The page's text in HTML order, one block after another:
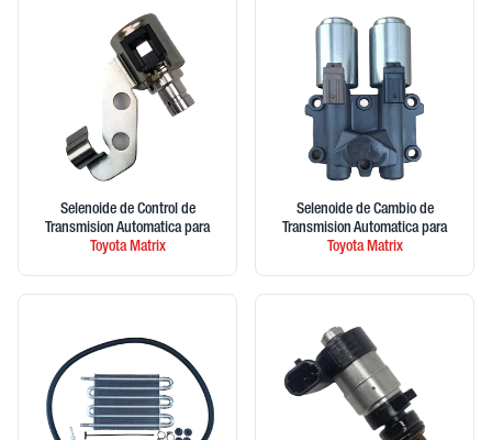
Selenoide de Control de
Transmision Automatica para
ToyotaMatrix
Selenoide de Cambio de
Transmision Automatica para
ToyotaMatrix